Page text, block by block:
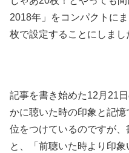
2018年」をコンパクトに
枚で設定することにしまし
記事を書き始めた12月21
かに聴いた時の印象と記
位をつけているのですが
と、「前聴いた時より印